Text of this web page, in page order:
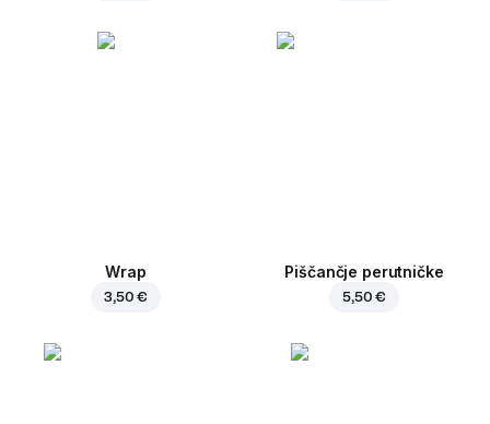
Wrap
3,50 €
Piščančje perutničke
5,50 €